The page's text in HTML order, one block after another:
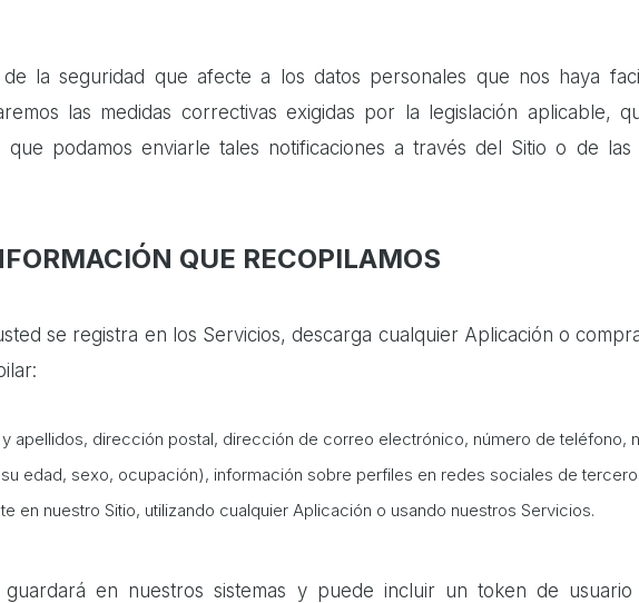
la seguridad que afecte a los datos personales que nos haya
las medidas correctivas exigidas por la legislación aplicable,
que podamos enviarle tales notificaciones a través del Sitio o de
QUE RECOPILAMOS
se registra en los Servicios, descarga cualquier Aplicación o
apellidos, dirección postal, dirección de correo electrónico, número de teléfono,
edad, sexo, ocupación), información sobre perfiles en redes sociales de
en nuestro Sitio, utilizando cualquier Aplicación o usando nuestros Servicios.
en nuestros sistemas y puede incluir un token de